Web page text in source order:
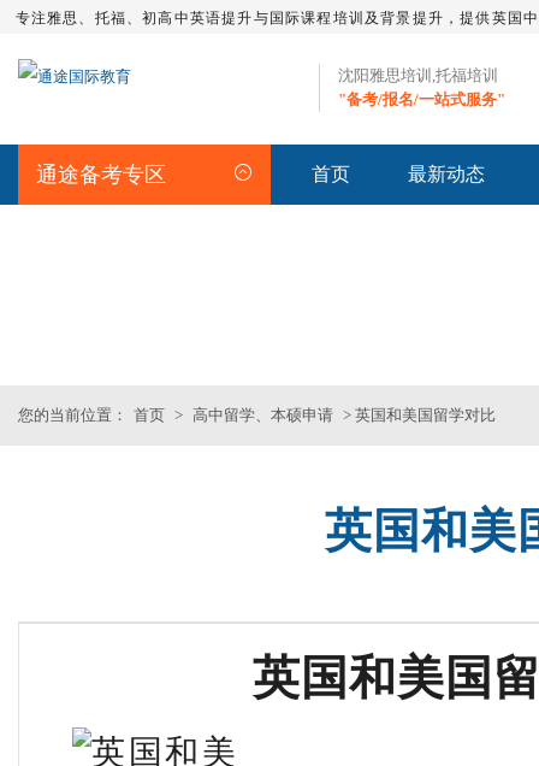
专注雅思、托福、初高中英语提升与国际课程培训及背景提升，提供英国
沈阳雅思培训,托福培训
"备考/报名/一站式服务"
通途备考专区 首页 最新动态
您的当前位置： 首页 > 高中留学、本硕申请 > 英国和美国留学对比
英国和美
英国和美国